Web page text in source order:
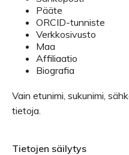
Pääte
ORCID-tunniste
Verkkosivusto
Maa
Affiliaatio
Biografia
Vain etunimi, sukunimi,
tietoja.
Tietojen säilytys